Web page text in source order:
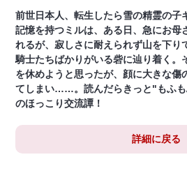
前世日本人、転生したら雪の精霊の子
記憶を持つミルは、ある日、急にお母
れるが、寂しさに耐えられず山を下り
騎士たちばかりがいる砦に辿り着く。
を休めようと思ったが、顔に大きな傷
てしまい……。読んだらきっと"もふ
のほっこり交流譚！
詳細に戻る